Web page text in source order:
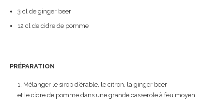
3 cl de ginger beer
12 cl de cidre de pomme
PRÉPARATION
Mélanger le sirop d’érable, le citron, la ginger beer
et le cidre de pomme dans une grande casserole à feu moyen.